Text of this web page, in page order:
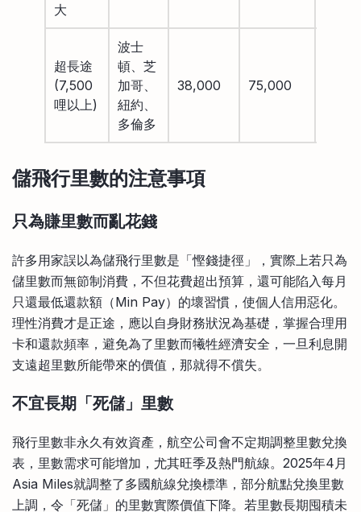
大
超長途
(7,500
哩以上)
波士
頓、芝
加哥、
紐約、
多倫多
38,000 75,000
儲飛行里數的注意事項
只為賺里數而亂花錢
許多用家誤以為儲飛行里數是「慳錢捷徑」，實際上若只為
儲里數而無節制消費，不但花費超出預算，還可能陷入每月
只還最低還款額（Min Pay）的壞習慣，使個人信用惡化。
理性消費才是正途，應以自身財務狀況為基礎，掌握合理用
卡和還款頻率，避免為了里數而犧牲經濟安全，一旦利息開
支遠超里數所能帶來的價值，那就得不償失。
不宜長期「死儲」 里數
飛行里數非永久有效資產，航空公司會不定期調整里數兌換
表，里數需求可能增加，尤其旺季及熱門航線。2025年4月
Asia Miles就調整了多國航線兌換標準，部分航點兌換里數
上調，令「死儲」的里數實際價值下降。若里數長期囤積未